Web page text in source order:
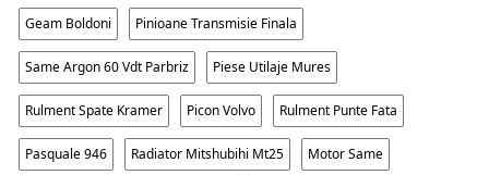
Geam Boldoni Pinioane Transmisie Finala
Same Argon 60 Vdt Parbriz Piese Utilaje Mures
Rulment Spate Kramer Picon Volvo Rulment Punte Fata
Pasquale 946 Radiator Mitshubihi Mt25 Motor Same